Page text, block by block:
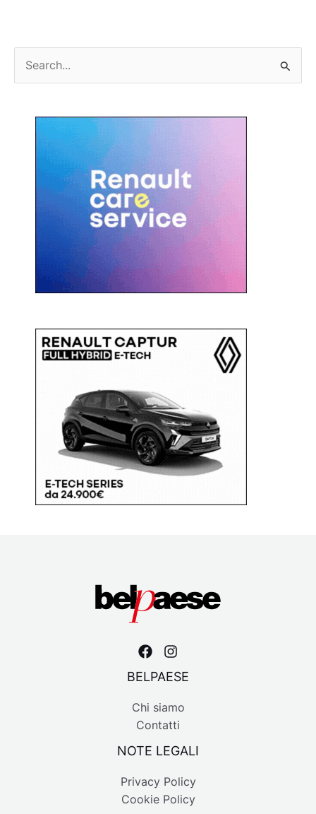
BELPAESE
Chi siamo
Contatti
NOTE LEGALI
Privacy Policy
Cookie Policy